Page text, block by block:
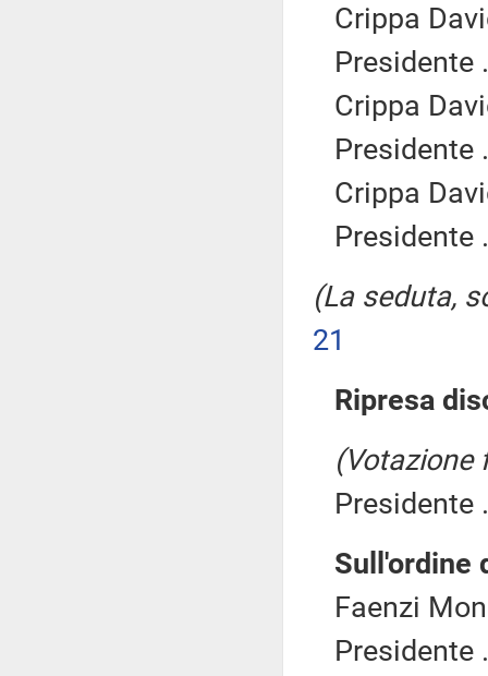
Crippa
Presidente
Crippa
Presidente
Crippa
Presidente
(La seduta,
21
Ripresa
(Votazione
Presidente
Sull'ordine
Faenzi
Presidente